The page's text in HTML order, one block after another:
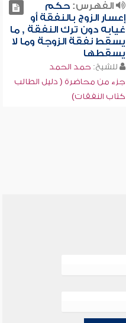
الفهرس:حكم
إعسار الزوج بالنفقة أو
غيابه دون ترك النفقة , ما
يسقط نفقة الزوجة وما لا
يسقطها
للشيخ: حمد الحمد
جزء من محاضرة ( دليل الطالب
كتاب النفقات)